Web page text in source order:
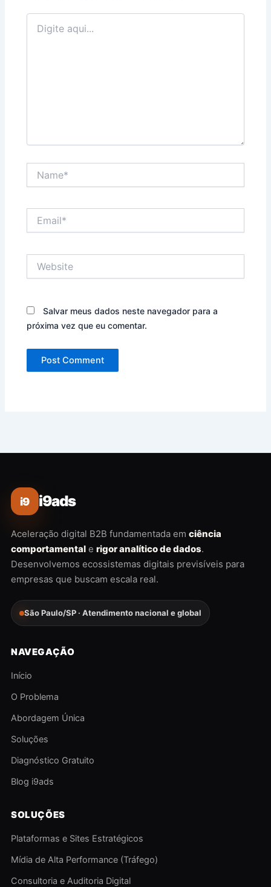
Digite
aqui...
Salvar meus dados neste navegador para a
próxima vez que eu comentar.
i9 i9ads
Aceleração digital B2B fundamentada em ciência
comportamental e rigor analítico de dados.
Desenvolvemos ecossistemas digitais previsíveis para
empresas que buscam escala real.
São Paulo/SP · Atendimento nacional e global
NAVEGAÇÃO
Início
O Problema
Abordagem Única
Soluções
Diagnóstico Gratuito
Blog i9ads
SOLUÇÕES
Plataformas e Sites Estratégicos
Mídia de Alta Performance (Tráfego)
Consultoria e Auditoria Digital